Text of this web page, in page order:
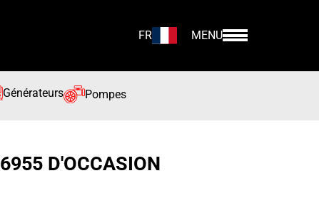
FR MENU
Générateurs Pompes
D'OCCASION